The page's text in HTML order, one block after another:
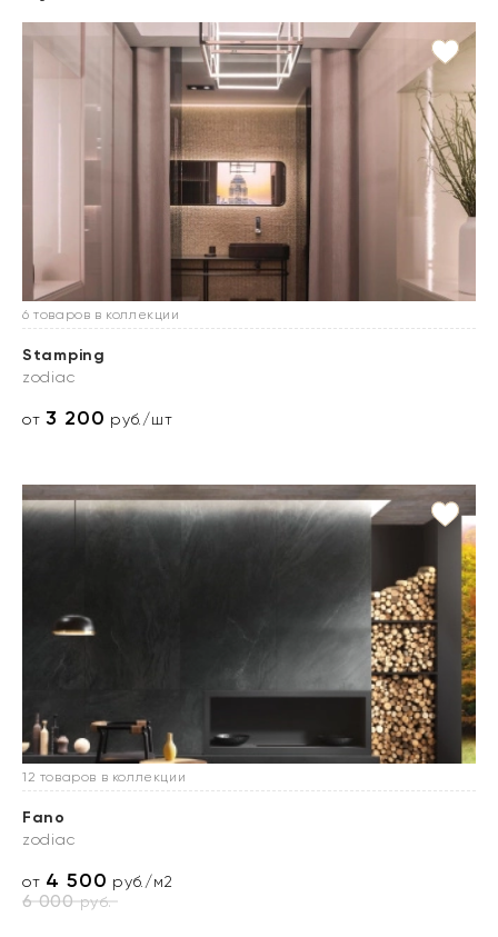
6 товаров в коллекции
Stamping
zodiac
от3 200 руб./шт
12 товаров в коллекции
Fano
zodiac
от 4 500 руб./м2
6 000руб.